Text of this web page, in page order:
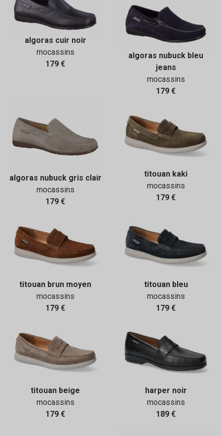
algoras cuir noir
mocassins
179 €
algoras nubuck bleu
jeans
mocassins
179 €
algoras nubuck gris clair
mocassins
179 €
titouan kaki
mocassins
179 €
titouan brun moyen
mocassins
179 €
titouan bleu
mocassins
179 €
titouan beige
mocassins
179 €
harper noir
mocassins
189 €